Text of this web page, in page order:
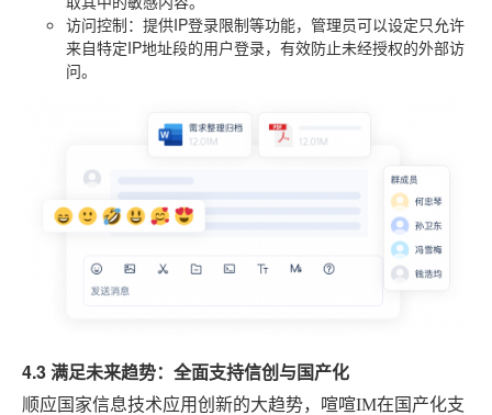
访问控制：提供IP登录限制等功能，管理员可以设定只允许
来自特定IP地址段的用户登录，有效防止未经授权的外部访
问。
4.3 满足未来趋势：全面支持信创与国产化
顺应国家信息技术应用创新的大趋势，喧喧IM在国产化支